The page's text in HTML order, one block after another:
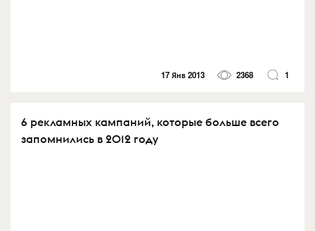
17 Янв 2013 2368 1
6 рекламных кампаний, которые больше всего
запомнились в 2012 году